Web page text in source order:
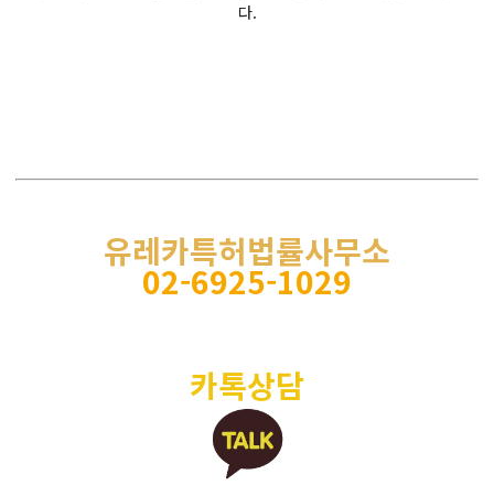
다.
유레카특허법률사무소
02-6925-1029
카톡상담